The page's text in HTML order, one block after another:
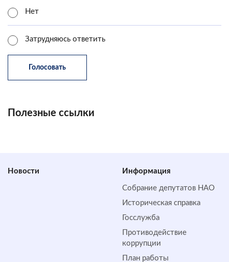
Нет
Затрудняюсь ответить
Полезные ссылки
Новости Информация
Собрание депутатов НАО
Историческая справка
Госслужба
Противодействие
коррупции
План работы